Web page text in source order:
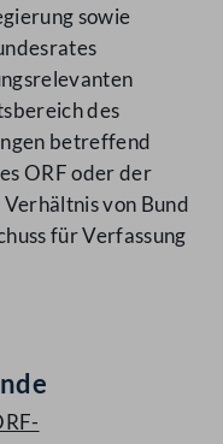
sowie
des
betreffend
ORF oder der
von Bund
für Verfassung